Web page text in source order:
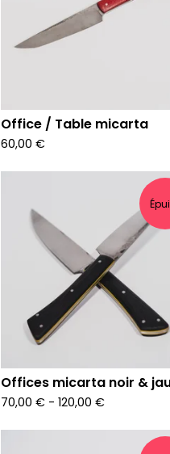
Office / Table micarta
60,00 €
Offices micarta noir &
70,00 € - 120,00 €